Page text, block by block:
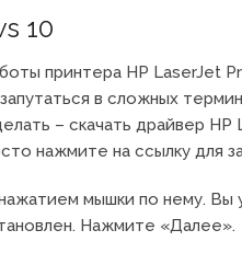
10
принтера HP LaserJet
в сложных
– скачать драйвер HP
нажмите на ссылку для
мышки по нему. Вы
Нажмите «Далее».